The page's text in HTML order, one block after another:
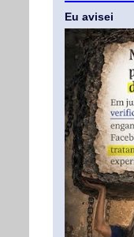
Eu avisei